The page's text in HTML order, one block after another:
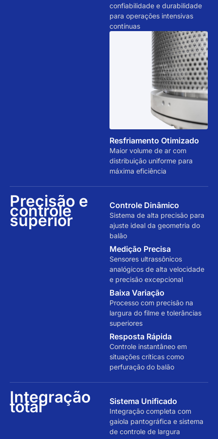
confiabilidade e durabilidade
para operações intensivas
contínuas
Resfriamento Otimizado
Maior volume de ar com
distribuição uniforme para
máxima eficiência
Precisão e
controle
superior
Controle Dinâmico
Sistema de alta precisão para
ajuste ideal da geometria do
balão
Medição Precisa
Sensores ultrassônicos
analógicos de alta velocidade
e precisão excepcional
Baixa Variação
Processo com precisão na
largura do filme e tolerâncias
superiores
Resposta Rápida
Controle instantâneo em
situações críticas como
perfuração do balão
Integração
total Sistema Unificado
Integração completa com
gaiola pantográfica e sistema
de controle de largura